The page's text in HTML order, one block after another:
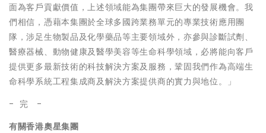
面為客戶貢獻價值，上述領域能為集團帶來巨大的發展機會。我
們相信，憑藉本集團於全球多國跨業務單元的專業技術應用團
隊，涉足生物製品及化學藥品等主要領域外，亦參與診斷試劑、
醫療器械、動物健康及醫學美容等生命科學領域，必將能向客戶
提供更多最新技術的科技解決方案及服務，鞏固我們作為高端生
命科學系統工程集成商及解決方案提供商的實力與地位。」
- 完 -
有關香港奧星集團